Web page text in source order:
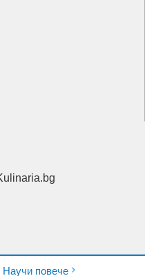
Научи повече
Kulinaria.bg